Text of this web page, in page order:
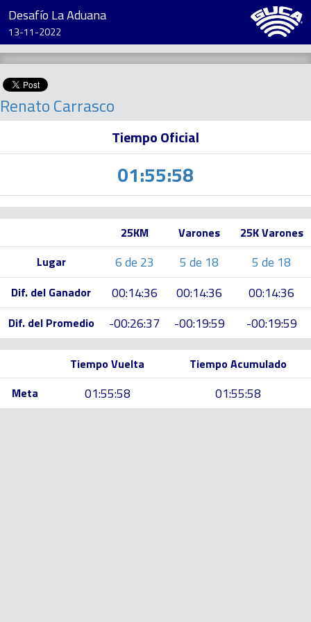
Desafío La Aduana
13-11-2022
Renato Carrasco
Tiempo Oficial
01:55:58
25KM Varones
25K Varones
Lugar
6 de 23 5 de 18 5 de 18
Dif. del Ganador 00:14:36 00:14:36 00:14:36
Dif. del Promedio -00:26:37 -00:19:59 -00:19:59
Tiempo Vuelta
Tiempo Acumulado
Meta
01:55:58 01:55:58